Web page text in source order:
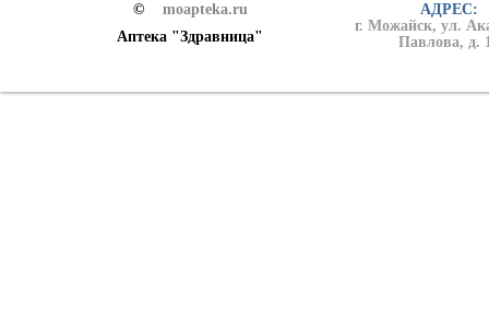
©
moapteka.ru
Аптека "Здравница"
АДРЕС:
г. Можайск, ул.
Павлова, д.